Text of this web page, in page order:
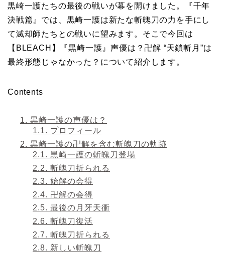
黒崎一護たちの最後の戦いが幕を開けました。『千年
決戦篇』では、黒崎一護は新たな斬魄刀の力を手にし
て滅却師たちとの戦いに望みます。そこで今回は
【BLEACH】『黒崎一護』声優は？卍解 “天鎖斬月”は
最終形態じゃなかった？について紹介します。
Contents
1. 黒崎一護の声優は？
1.1. プロフィール
2. 黒崎一護の卍解を含む斬魄刀の軌跡
2.1. 黒崎一護の斬魄刀登場
2.2. 斬魄刀折られる
2.3. 始解の会得
2.4. 卍解の会得
2.5. 最後の月牙天衝
2.6. 斬魄刀復活
2.7. 斬魄刀折られる
2.8. 新しい斬魄刀